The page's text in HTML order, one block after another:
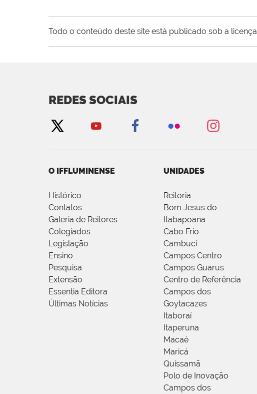
Todo o conteúdo deste site está publicado sob a licença
REDES SOCIAIS
O IFFLUMINENSE
Histórico
Contatos
Galeria de Reitores
Colegiados
Legislação
Ensino
Pesquisa
Extensão
Essentia Editora
Últimas Notícias
UNIDADES
Reitoria
Bom Jesus do
Itabapoana
Cabo Frio
Cambuci
Campos Centro
Campos Guarus
Centro de Referência
Campos dos
Goytacazes
Itaboraí
Itaperuna
Macaé
Maricá
Quissamã
Polo de Inovação
Campos dos